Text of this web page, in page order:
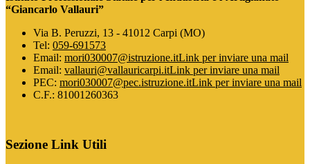
“Giancarlo Vallauri”
Via B. Peruzzi, 13 - 41012 Carpi (MO)
Tel: 059-691573
Email: mori030007@istruzione.itLink per inviare una mail
Email: vallauri@vallauricarpi.itLink per inviare una mail
PEC: mori030007@pec.istruzione.itLink per inviare una mail
C.F.: 81001260363
Sezione Link Utili